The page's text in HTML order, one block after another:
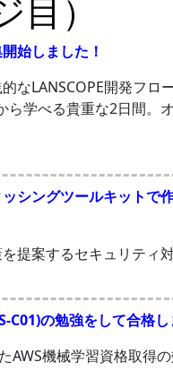
）
始しました！
なLANSCOPE開発フロ
学べる貴重な2日間。
シングツールキットで
提案するセキュリティ対
の勉強をして合格し
機械学習資格取得